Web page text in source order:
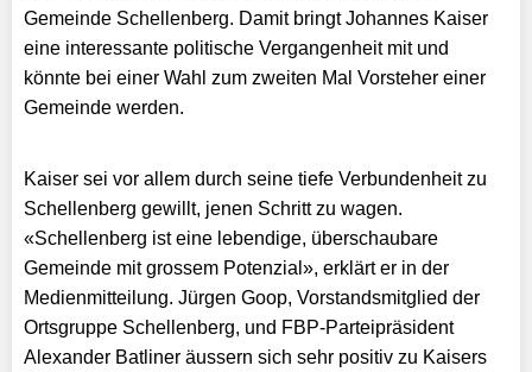
Gemeinde Schellenberg. Damit bringt Johannes Kaiser
eine interessante politische Vergangenheit mit und
könnte bei einer Wahl zum zweiten Mal Vorsteher einer
Gemeinde werden.
Kaiser sei vor allem durch seine tiefe Verbundenheit zu
Schellenberg gewillt, jenen Schritt zu wagen.
«Schellenberg ist eine lebendige, überschaubare
Gemeinde mit grossem Potenzial», erklärt er in der
Medienmitteilung. Jürgen Goop, Vorstandsmitglied der
Ortsgruppe Schellenberg, und FBP-Parteipräsident
Alexander Batliner äussern sich sehr positiv zu Kaisers